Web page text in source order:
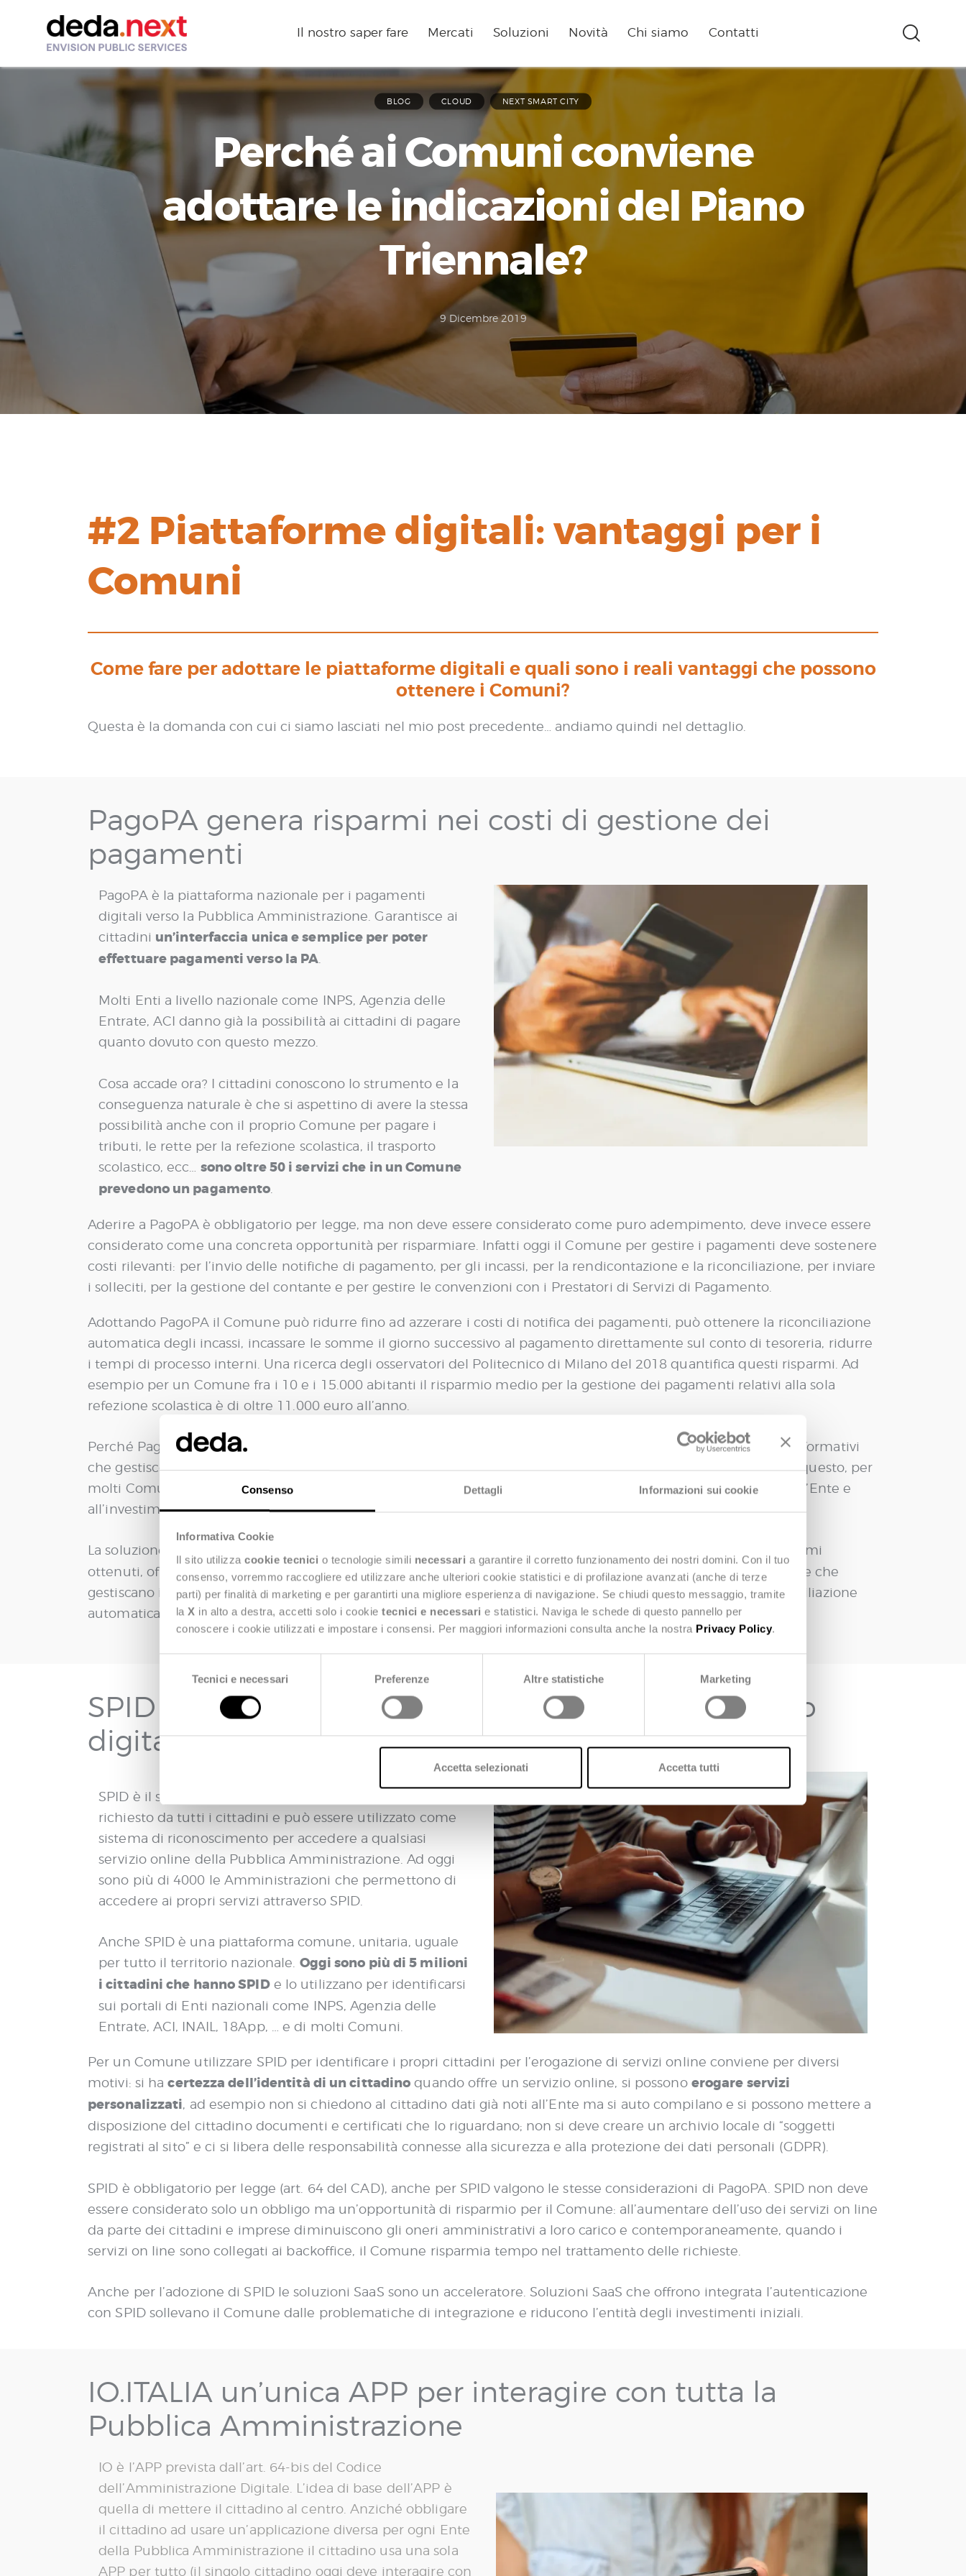
Consenso Dettagli Informazioni sui cookie
Informativa Cookie
Il sito utilizza cookie tecnici o tecnologie simili necessari a garantire il corretto funzionamento dei nostri domini. Con il tuo
consenso, vorremmo raccogliere ed utilizzare anche ulteriori cookie statistici e di profilazione avanzati (anche di terze
parti) per finalità di marketing e per garantirti una migliore esperienza di navigazione. Se chiudi questo messaggio, tramite
la X in alto a destra, accetti solo i cookie tecnici e necessari e statistici. Naviga le schede di questo pannello per
conoscere i cookie utilizzati e impostare i consensi. Per maggiori informazioni consulta anche la nostra Privacy Policy.
i
e
d
e
o
n
e
n
o
Tecnici e necessari Preferenze Altre statistiche Marketing
Accetta selezionati Accetta tutti
Il nostro saper fare Mercati Soluzioni Novità Chi siamo Contatti
BLOG CLOUD NEXT SMART CITY
Perché ai Comuni conviene
adottare le indicazioni del Piano
Triennale?
9 Dicembre 2019
#2 Piattaforme digitali: vantaggi per i
Comuni
Come fare per adottare le piattaforme digitali e quali sono i reali vantaggi che possono
ottenere i Comuni?
Questa è la domanda con cui ci siamo lasciati nel mio post precedente… andiamo quindi nel dettaglio.
PagoPA genera risparmi nei costi di gestione dei
pagamenti
PagoPA è la piattaforma nazionale per i pagamenti
digitali verso la Pubblica Amministrazione. Garantisce ai
cittadini un’interfaccia unica e semplice per poter
effettuare pagamenti verso la PA
Molti Enti a livello nazionale come INPS, Agenzia delle
Entrate, ACI danno già la possibilità ai cittadini di pagare
quanto dovuto con questo mezzo.
Cosa accade ora? I cittadini conoscono lo strumento e la
conseguenza naturale è che si aspettino di avere la stessa
possibilità anche con il proprio Comune per pagare i
tributi, le rette per la refezione scolastica, il trasporto
scolastico, ecc… sono oltre 50 i servizi che in un Comune
prevedono un pagamento
Aderire a PagoPA è obbligatorio per legge, ma non deve essere considerato come puro adempimento, deve invece essere
considerato come una concreta opportunità per risparmiare. Infatti oggi il Comune per gestire i pagamenti deve sostenere
costi rilevanti: per l’invio delle notifiche di pagamento, per gli incassi, per la rendicontazione e la riconciliazione, per inviare
i solleciti, per la gestione del contante e per gestire le convenzioni con i Prestatori di Servizi di Pagamento.
Adottando PagoPA il Comune può ridurre fino ad azzerare i costi di notifica dei pagamenti, può ottenere la riconciliazione
automatica degli incassi, incassare le somme il giorno successivo al pagamento direttamente sul conto di tesoreria, ridurre
i tempi di processo interni. Una ricerca degli osservatori del Politecnico di Milano del 2018 quantifica questi risparmi. Ad
esempio per un Comune fra i 10 e i 15.000 abitanti il risparmio medio per la gestione dei pagamenti relativi alla sola
refezione scolastica è di oltre 11.000 euro all’anno.
Perché PagoPA porti davvero una riduzione dei costi in carico al Comune è necessario intervenire sui sistemi informativi
che gestiscono i dati di pagamento dell’Ente come il sistema di gestione della contabilità e quello dei tributi e questo, per
molti Comuni, è un passo difficile da fare soprattutto in relazione alle modifiche organizzative da introdurre nell’Ente e
all’investimento iniziale da sostenere per partire.
La soluzione è quella di
che con investimenti contenuti ampiamente coperti dai risparmi
ottenuti, offrano soluzioni per la gestione del sistema informativo comunale nativamente integrati con PagoPA e che
gestiscano in modo completo ed automatico tutto il processo di pagamento dall’invio dell’avviso fino alla riconciliazione
automatica dei pagamenti ricevuti.
SPID per avere la certezza dell’identità del cittadino
digitale
SPID è il sistema di autenticazione che può essere
richiesto da tutti i cittadini e può essere utilizzato come
sistema di riconoscimento per accedere a qualsiasi
servizio online della Pubblica Amministrazione. Ad oggi
sono più di 4000 le Amministrazioni che permettono di
accedere ai propri servizi attraverso SPID.
Anche SPID è una piattaforma comune, unitaria, uguale
per tutto il territorio nazionale. Oggi sono più di 5 milioni
i cittadini che hanno SPIDe lo utilizzano per identificarsi
sui portali di Enti nazionali come INPS, Agenzia delle
Entrate, ACI, INAIL, 18App, … e di molti Comuni.
Per un Comune utilizzare SPID per identificare i propri cittadini per l’erogazione di servizi online conviene per diversi
motivi: si hacertezza dell’identità di un cittadino quando offre un servizio online, si possono erogare servizi
personalizzati, ad esempio non si chiedono al cittadino dati già noti all’Ente ma si auto compilano e si possono mettere a
disposizione del cittadino documenti e certificati che lo riguardano; non si deve creare un archivio locale di “soggetti
registrati al sito” e ci si libera delle responsabilità connesse alla sicurezza e alla protezione dei dati personali (GDPR).
SPID è obbligatorio per legge (art. 64 del CAD), anche per SPID valgono le stesse considerazioni di PagoPA. SPID non deve
essere considerato solo un obbligo ma un’opportunità di risparmio per il Comune: all’aumentare dell’uso dei servizi on line
da parte dei cittadini e imprese diminuiscono gli oneri amministrativi a loro carico e contemporaneamente, quando i
servizi on line sono collegati ai backoffice, il Comune risparmia tempo nel trattamento delle richieste.
Anche per l’adozione di SPID le soluzioni SaaS sono un acceleratore. Soluzioni SaaS che offrono integrata l’autenticazione
con SPID sollevano il Comune dalle problematiche di integrazione e riducono l’entità degli investimenti iniziali.
IO.ITALIA un’unica APP per interagire con tutta la
Pubblica Amministrazione
IO è l’APP prevista dall’art. 64-bis del Codice
dell’Amministrazione Digitale. L’idea di base dell’APP è
quella di mettere il cittadino al centro. Anziché obbligare
il cittadino ad usare un’applicazione diversa per ogni Ente
della Pubblica Amministrazione il cittadino usa una sola
APP per tutto (il singolo cittadino oggi deve interagire con